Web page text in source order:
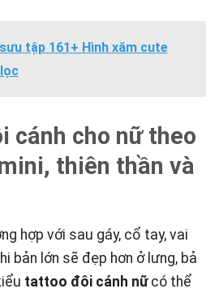
tập 161+ Hình xăm cute
cánh cho nữ theo
thiên thần và
hợp với sau gáy, cổ tay, vai
bản lớn sẽ đẹp hơn ở lưng, bả
tattoo đôi cánh nữcó thể